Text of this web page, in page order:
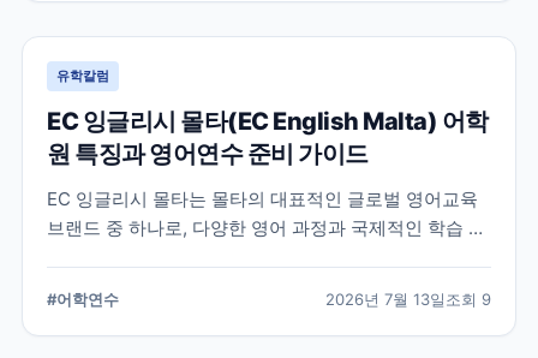
유학칼럼
EC 잉글리시 몰타(EC English Malta) 어학
원 특징과 영어연수 준비 가이드
EC 잉글리시 몰타는 몰타의 대표적인 글로벌 영어교육
브랜드 중 하나로, 다양한 영어 과정과 국제적인 학습 환
습니다.
#어학연수 2026년 7월 13일조회 9